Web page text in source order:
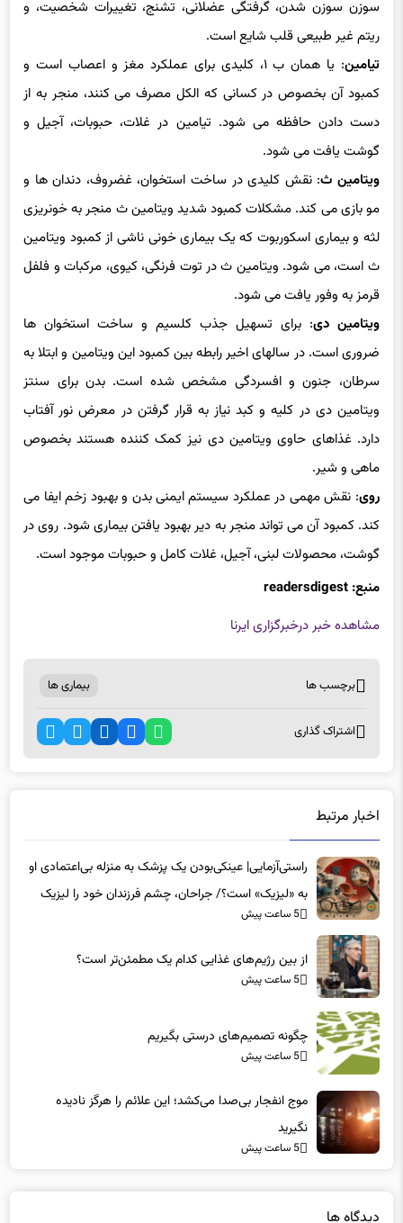
ریتم غیر طبیعی قلب شایع است.
تیامین
: یا همان ب ۱، کلیدی برای عملکرد مغز و اعصاب است و
کمبود آن بخصوص در کسانی که الکل مصرف می کنند، منجر به از
دست دادن حافظه می شود. تیامین در غلات، حبوبات، آجیل و
گوشت یافت می شود.
ویتامین ث: نقش کلیدی در ساخت استخوان، غضروف، دندان ها و
مو بازی می کند. مشکلات کمبود شدید ویتامین ث منجر به خونریزی
لثه و بیماری اسکوربوت که یک بیماری خونی ناشی از کمبود ویتامین
ث است، می شود. ویتامین ث در توت فرنگی، کیوی، مرکبات و فلفل
قرمز به وفور یافت می شود.
ویتامین دی : برای تسهیل جذب کلسیم و ساخت استخوان ها
ضروری است. در سالهای اخیر رابطه بین کمبود این ویتامین و ابتلا به
سرطان، جنون و افسردگی مشخص شده است. بدن برای سنتز
ویتامین دی در کلیه و کبد نیاز به قرار گرفتن در معرض نور آفتاب
دارد. غذاهای حاوی ویتامین دی نیز کمک کننده هستند بخصوص
ماهی و شیر.
روی: نقش مهمی در عملکرد سیستم ایمنی بدن و بهبود زخم ایفا می
کند. کمبود آن می تواند منجر به دیر بهبود یافتن بیماری شود. روی در
گوشت، محصولات لبنی، آجیل، غلات کامل و حبوبات موجود است.
منبع: readersdigest
مشاهده خبر در خبرگزاری ایرنا
راستی‌آزمایی| عینکی‌بودن یک پزشک به منزله بی‌اعتمادی او
به «لیزیک» است؟/ جراحان، چشم فرزندان خود را لیزیک
می‌کنند؟
5 ساعت پیش
نگیرید
5 ساعت پیش